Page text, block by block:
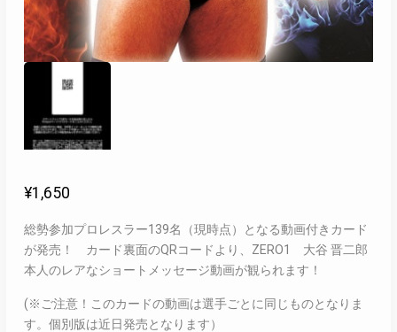
¥1,650
総勢参加プロレスラー139名（現時点）となる動画付きカード
が発売！ カード裏面のQRコードより、ZERO1 大谷 晋二郎
本人のレアなショートメッセージ動画が観られます！
(※ご注意！このカードの動画は選手ごとに同じものとなりま
す。個別版は近日発売となります）